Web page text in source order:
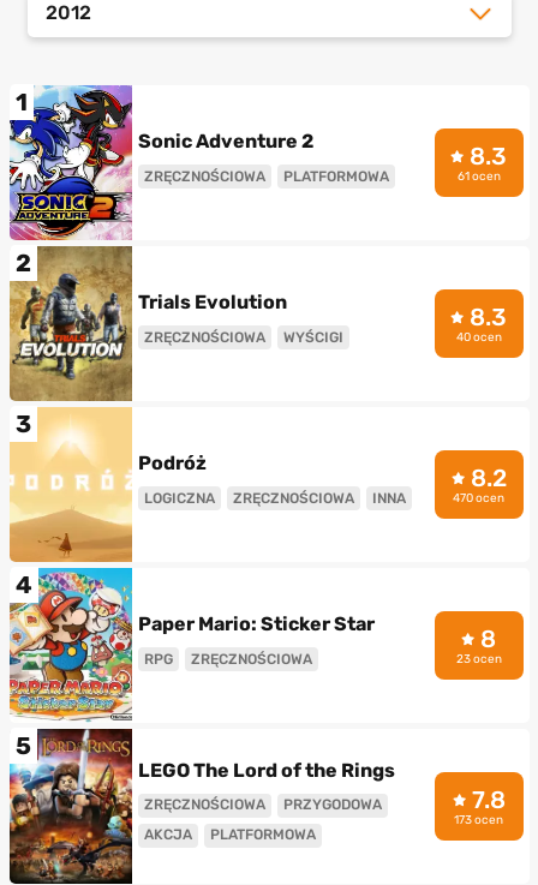
2012
1
Sonic Adventure 2
ZRĘCZNOŚCIOWA PLATFORMOWA
8.3
61 ocen
2
Trials Evolution
ZRĘCZNOŚCIOWA WYŚCIGI
8.3
40 ocen
3
Podróż
LOGICZNA ZRĘCZNOŚCIOWA INNA
8.2
470 ocen
4
Paper Mario: Sticker Star
RPG ZRĘCZNOŚCIOWA
8
23 ocen
5
LEGO The Lord of the Rings
ZRĘCZNOŚCIOWA
PRZYGODOWA
AKCJA
PLATFORMOWA
7.8
173 ocen